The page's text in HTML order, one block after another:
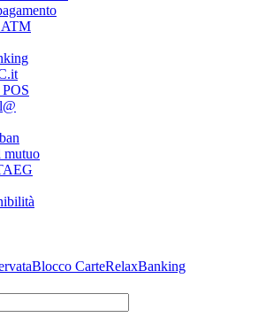
ATM
mutuo
Blocco CarteRelaxBanking